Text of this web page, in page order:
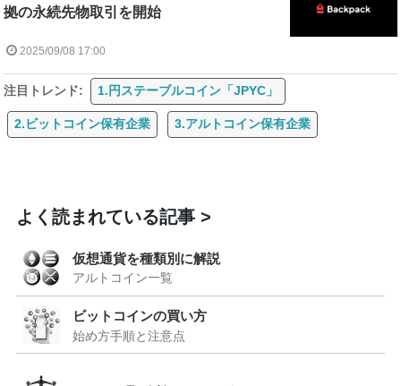
拠の永続先物取引を開始
2025/09/08 17:00
注目トレンド: 1.円ステーブルコイン「JPYC」
2.ビットコイン保有企業 3.アルトコイン保有企業
よく読まれている記事
仮想通貨を種類別に解説
アルトコイン一覧
ビットコインの買い方
始め方手順と注意点